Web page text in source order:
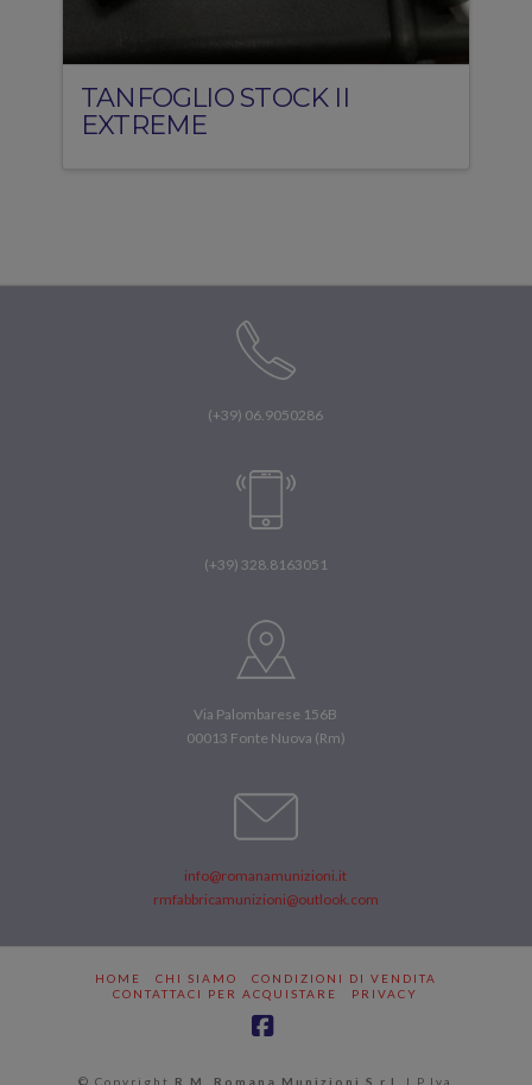
TANFOGLIO STOCK II
EXTREME
(+39) 06.9050286
(+39) 328.8163051
Via Palombarese 156B
00013 Fonte Nuova (Rm)
info@romanamunizioni.it
rmfabbricamunizioni@outlook.com
HOME CHI SIAMO
CONDIZIONI DI VENDITA
CONTATTACI PER ACQUISTARE
PRIVACY
© Copyright R.M. Romana Munizioni S.r.l. | P.Iva